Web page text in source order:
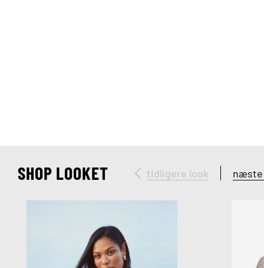
SHOP LOOKET tidligere look næste